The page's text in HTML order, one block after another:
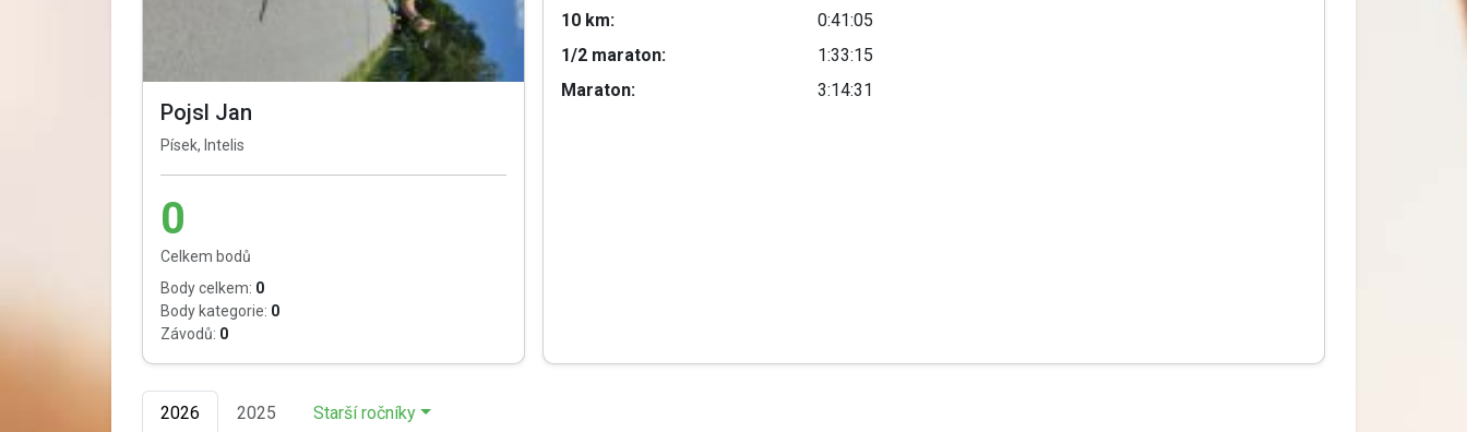
Pojsl Jan
Písek, Intelis
0
Celkem bodů
Body celkem: 0
Body kategorie: 0
Závodů: 0
10 km:
0:41:05
1/2 maraton:
1:33:15
Maraton:
3:14:31
2026 2025 Starší ročníky